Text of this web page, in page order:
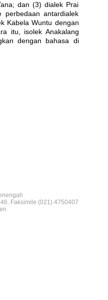
dan (3) dialek Prai
perbedaan antardialek
Kabela Wuntu dengan
itu, isolek Anakalang
dengan bahasa di
Faksimile (021) 4750407